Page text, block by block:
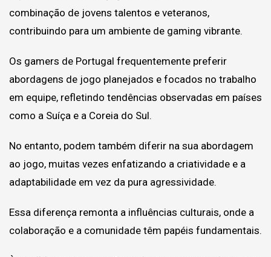
combinação de jovens talentos e veteranos,
contribuindo para um ambiente de gaming vibrante.
Os gamers de Portugal frequentemente preferir
abordagens de jogo planejados e focados no trabalho
em equipe, refletindo tendências observadas em países
como a Suíça e a Coreia do Sul.
No entanto, podem também diferir na sua abordagem
ao jogo, muitas vezes enfatizando a criatividade e a
adaptabilidade em vez da pura agressividade.
Essa diferença remonta a influências culturais, onde a
colaboração e a comunidade têm papéis fundamentais.